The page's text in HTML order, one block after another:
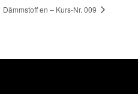
Dämmstoﬀ en – Kurs-Nr. 009